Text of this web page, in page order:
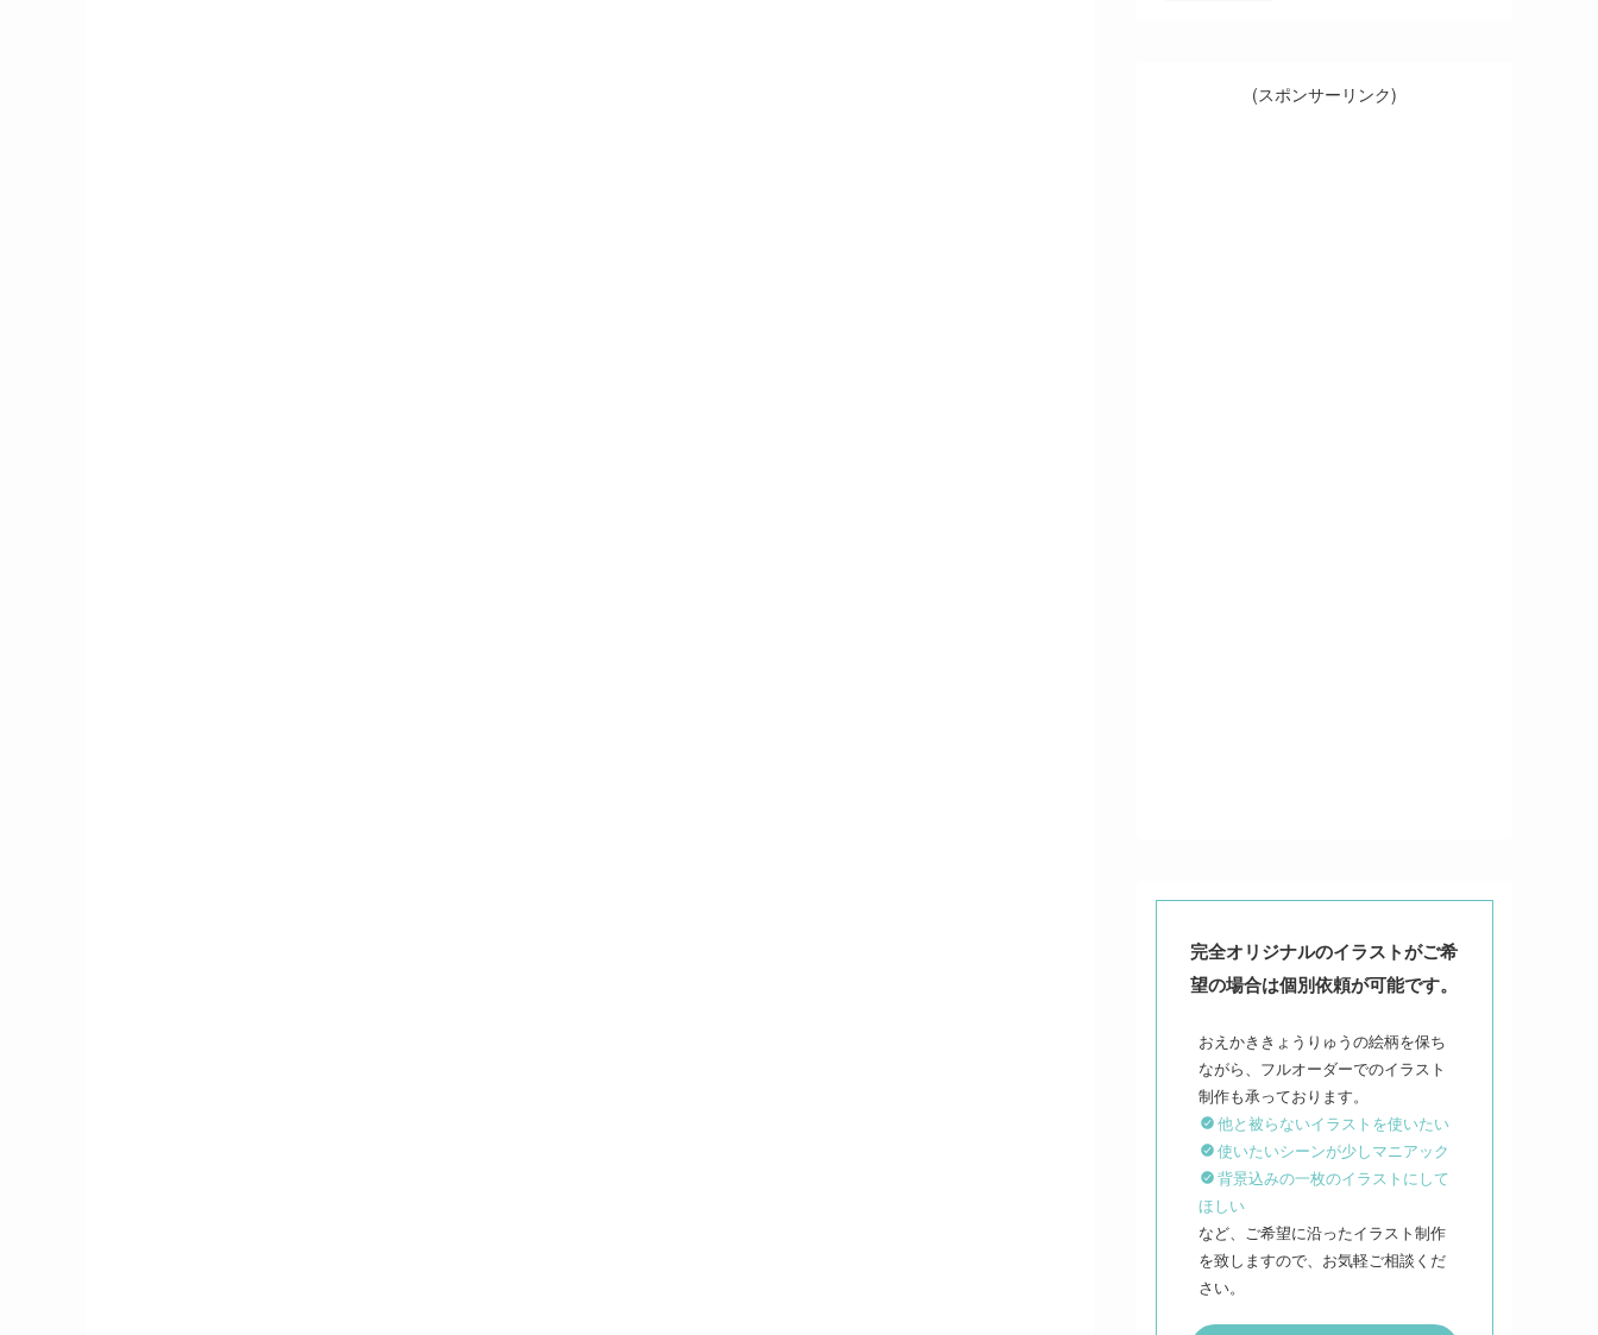
(スポンサーリンク)
完全オリジナルのイラストがご希
望の場合は個別依頼が可能です。
おえかききょうりゅうの絵柄を保ち
ながら、フルオーダーでのイラスト
他と被らないイラストを使いたい
使いたいシーンが少しマニアック
背景込みの一枚のイラストにして
ほしい
など、ご希望に沿ったイラスト制作
を致しますので、お気軽ご相談くだ
さい。